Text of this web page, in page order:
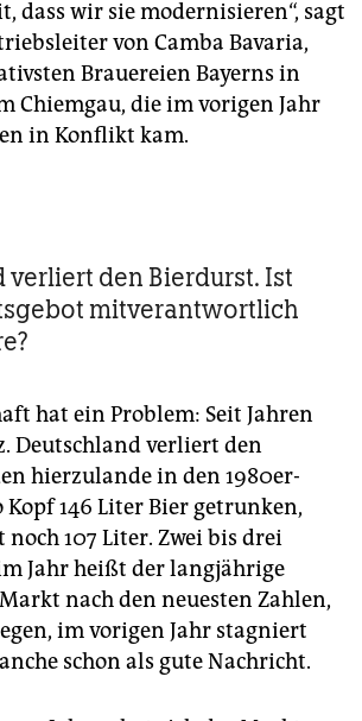
dass wir sie modernisieren“, sagt
von Camba Bavaria,
Brauereien Bayerns in
Chiemgau, die im vorigen Jahr
in Konflikt kam.
verliert den Bierdurst. Ist
mitverantwortlich
hat ein Problem: Seit Jahren
Deutschland verliert den
hierzulande in den 1980er-
Kopf 146 Liter Bier getrunken,
noch 107 Liter. Zwei bis drei
Jahr heißt der langjährige
nach den neuesten Zahlen,
im vorigen Jahr stagniert
schon als gute Nachricht.